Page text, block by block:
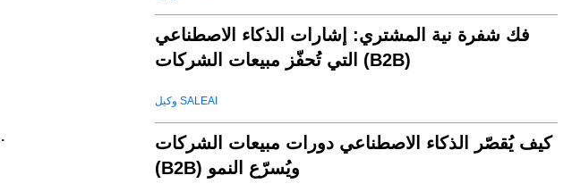
يتضمن اتجاهات السوق والمؤشرات الاقتصادية ونشاط المنافس لتوقعات شاملة.
فك شفرة نية المشتري: إشارات الذكاء الاصطناعي
التي تُحفّز مبيعات الشركات (B2B)
وكيل SALEAI
كيف يُقصّر الذكاء الاصطناعي دورات مبيعات الشركات
(B2B) ويُسرّع النمو